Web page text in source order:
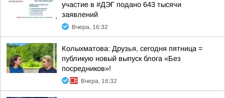
участие в #ДЭГ подано 643 тысячи
заявлений
Вчера, 16:32
Колыхматова: Друзья, сегодня пятница =
публикую новый выпуск блога «Без
посредников»!
Вчера, 16:32